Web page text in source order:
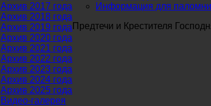
Архив 2017 года
Архив 2018 года
Архив 2019 года
Архив 2020 года
Архив 2021 года
Архив 2022 года
Архив 2023 года
Архив 2024 года
Архив 2025 года
Видео-галерея
Информация для
Предтечи и Крестителя